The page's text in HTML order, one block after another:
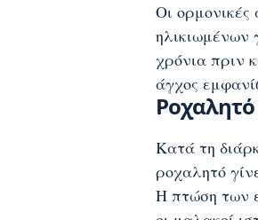
Οι ορμονικές
ηλικιωμένων
χρόνια πριν
άγχος
Κατά τη
ροχαλητό
Η πτώση των